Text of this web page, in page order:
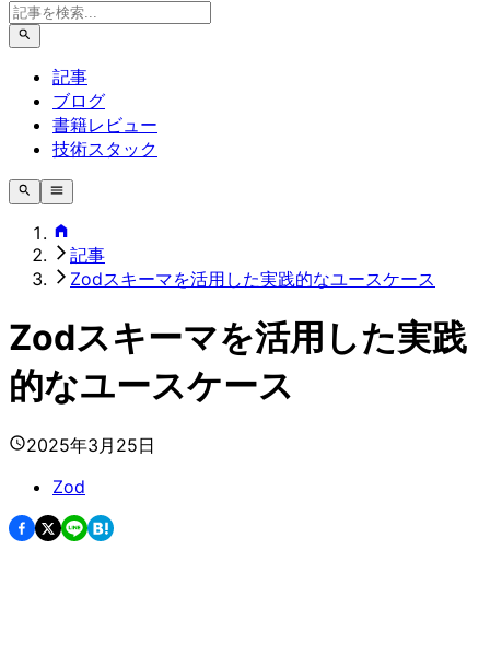
記事
ブログ
書籍レビュー
技術スタック
記事
Zodスキーマを活用した実践的なユースケース
Zodスキーマを活用した実践
的なユースケース
2025年3月25日
Zod